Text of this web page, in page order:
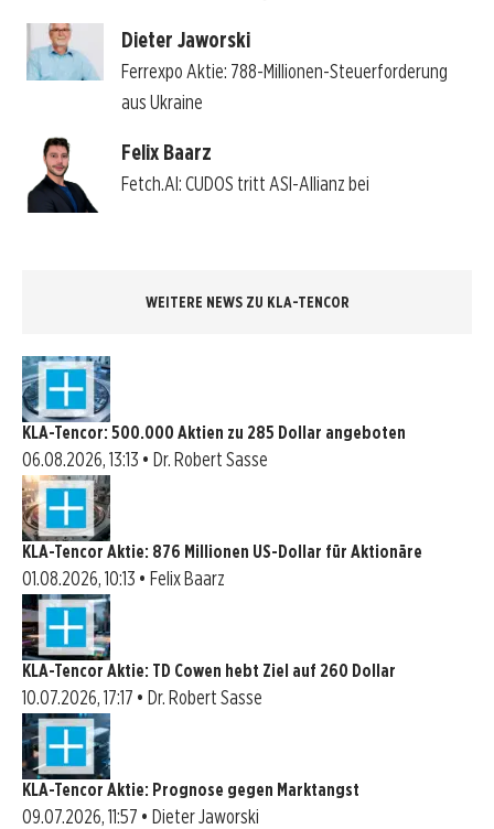
Dieter Jaworski
Ferrexpo Aktie: 788-Millionen-Steuerforderung
aus Ukraine
Felix Baarz
Fetch.AI: CUDOS tritt ASI-Allianz bei
WEITERE NEWS ZU KLA-TENCOR
KLA-Tencor: 500.000 Aktien zu 285 Dollar angeboten
06.08.2026, 13:13 • Dr. Robert Sasse
KLA-Tencor Aktie: 876 Millionen US-Dollar für Aktionäre
01.08.2026, 10:13 • Felix Baarz
KLA-Tencor Aktie: TD Cowen hebt Ziel auf 260 Dollar
10.07.2026, 17:17 • Dr. Robert Sasse
KLA-Tencor Aktie: Prognose gegen Marktangst
09.07.2026, 11:57 • Dieter Jaworski